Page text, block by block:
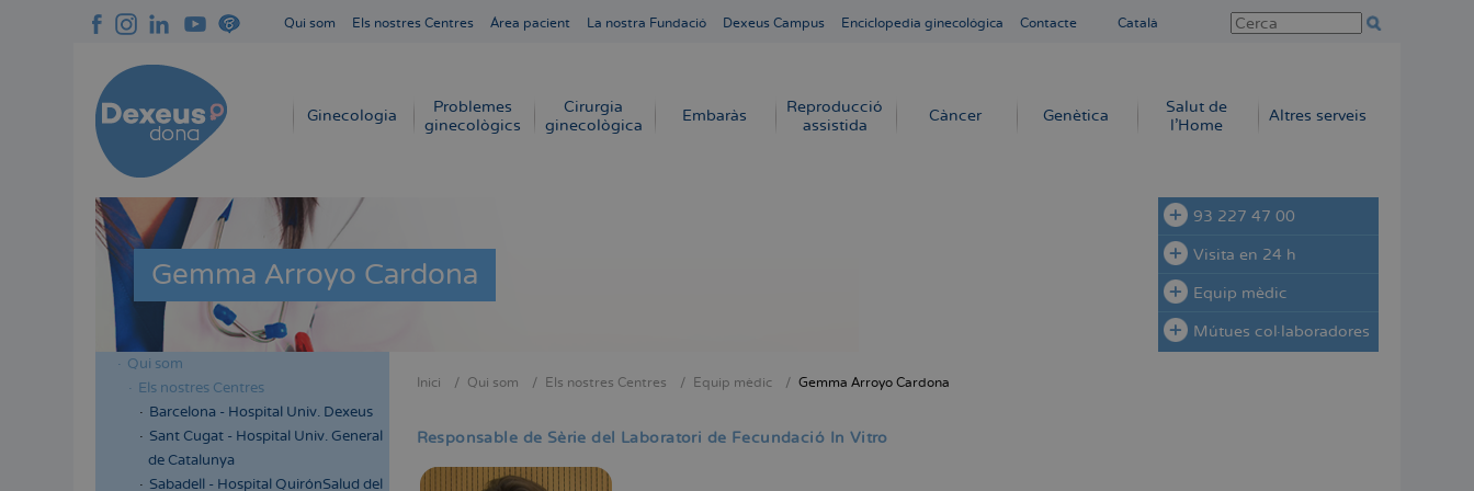
Qui som Els nostres Centres Área pacient La nostra Fundació Dexeus Campus Enciclopedia ginecológica Contacte Català
Navegación
Ginecologia
Problemes
ginecològics
Cirurgia
ginecològica
Embaràs
Reproducció
assistida
Càncer Genètica
Salut de
l'Home
Altres serveis
Gemma Arroyo Cardona
93 227 47 00
Visita en 24 h
Equip mèdic
Mútues col·laboradores
Menú
lateral
cabecera
Qui som
Els nostres Centres
Barcelona - Hospital Univ. Dexeus
Sant Cugat - Hospital Univ. General
de Catalunya
Sabadell - Hospital QuirónSalud del
d'Ariadna
Inici Qui som Els nostres Centres Equip mèdic Gemma Arroyo Cardona
Responsable de Sèrie del Laboratori de Fecundació In Vitro